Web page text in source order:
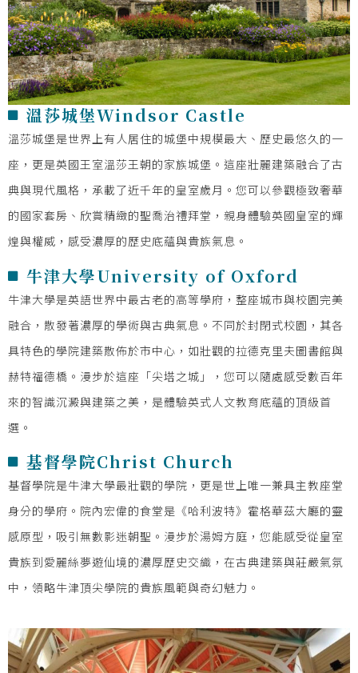
溫莎城堡Windsor Castle
溫莎城堡是世界上有人居住的城堡中規模最大、歷史最悠久的一
座，更是英國王室溫莎王朝的家族城堡。這座壯麗建築融合了古
典與現代風格，承載了近千年的皇室歲月。您可以參觀極致奢華
的國家套房、欣賞精緻的聖喬治禮拜堂，親身體驗英國皇室的輝
煌與權威，感受濃厚的歷史底蘊與貴族氣息。
牛津大學University of Oxford
牛津大學是英語世界中最古老的高等學府，整座城市與校園完美
融合，散發著濃厚的學術與古典氣息。不同於封閉式校園，其各
具特色的學院建築散佈於市中心，如壯觀的拉德克里夫圖書館與
赫特福德橋。漫步於這座「尖塔之城」，您可以隨處感受數百年
來的智識沉澱與建築之美，是體驗英式人文教育底蘊的頂級首
選。
基督學院Christ Church
基督學院是牛津大學最壯觀的學院，更是世上唯一兼具主教座堂
身分的學府。院內宏偉的食堂是《哈利波特》霍格華茲大廳的靈
感原型，吸引無數影迷朝聖。漫步於湯姆方庭，您能感受從皇室
貴族到愛麗絲夢遊仙境的濃厚歷史交織，在古典建築與莊嚴氣氛
中，領略牛津頂尖學院的貴族風範與奇幻魅力。